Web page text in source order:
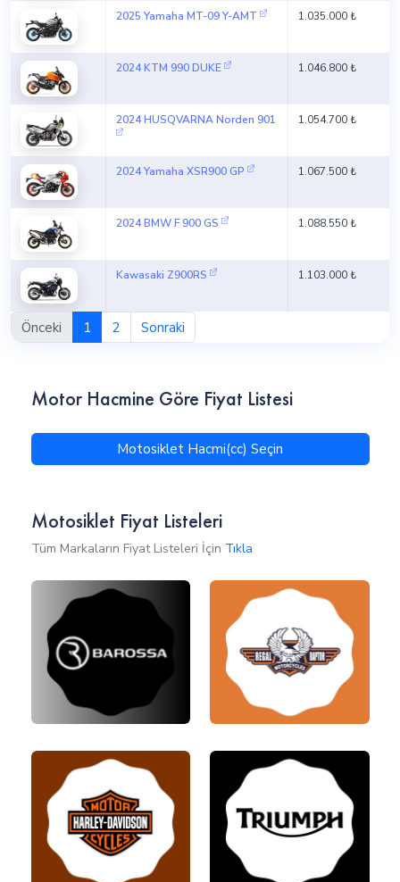
2025 Yamaha MT-09 Y-AMT 1.035.000 ₺
2024 KTM 990 DUKE 1.046.800 ₺
2024 HUSQVARNA Norden 901 1.054.700 ₺
2024 Yamaha XSR900 GP 1.067.500 ₺
2024 BMW F 900 GS 1.088.550 ₺
Kawasaki Z900RS 1.103.000 ₺
Önceki 1 2 Sonraki
Motor Hacmine Göre Fiyat Listesi
Motosiklet Hacmi(cc) Seçin
Motosiklet Fiyat Listeleri
Tüm Markaların Fiyat Listeleri İçin Tıkla